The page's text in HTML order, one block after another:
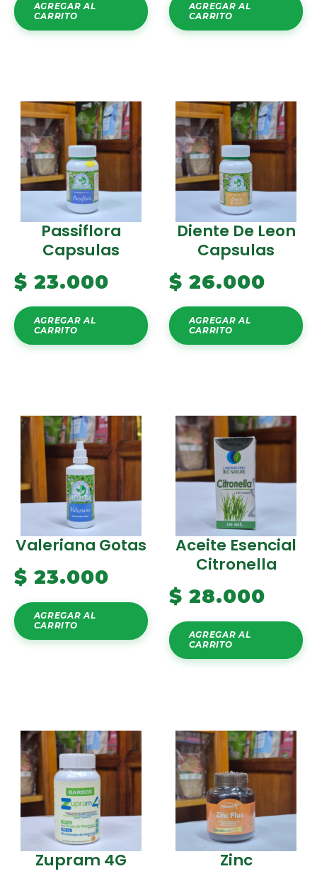
AGREGAR AL
CARRITO
AGREGAR AL
CARRITO
Passiflora
Capsulas
$ 23.000
AGREGAR AL
CARRITO
Diente De Leon
Capsulas
$ 26.000
AGREGAR AL
CARRITO
Valeriana Gotas
$ 23.000
AGREGAR AL
CARRITO
Aceite Esencial
Citronella
$ 28.000
AGREGAR AL
CARRITO
Zupram 4G Zinc